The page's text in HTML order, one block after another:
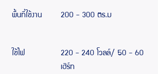
พื้นที่ใช้งาน 200 - 300 ตร.ม
ใช้ไฟ
220 - 240 โวลล์/ 50 - 60
เฮิร์ท